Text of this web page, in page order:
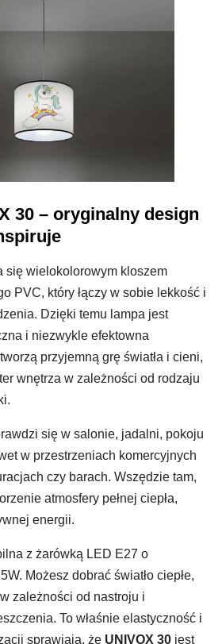
30 – oryginalny design
się wielokolorowym kloszem
PVC, który łączy w sobie lekkość i
Dzięki temu lampa jest
i niezwykle efektowna
przyjemną grę światła i cieni,
wnętrza w zależności od rodzaju
się w salonie, jadalni, pokoju
w przestrzeniach komercyjnych
czy barach. Wszędzie tam,
atmosfery pełnej ciepła,
energii.
z żarówką LED E27 o
Możesz dobrać światło ciepłe,
zależności od nastroju i
To właśnie elastyczność i
sprawiają, że UNIVOX 30 jest